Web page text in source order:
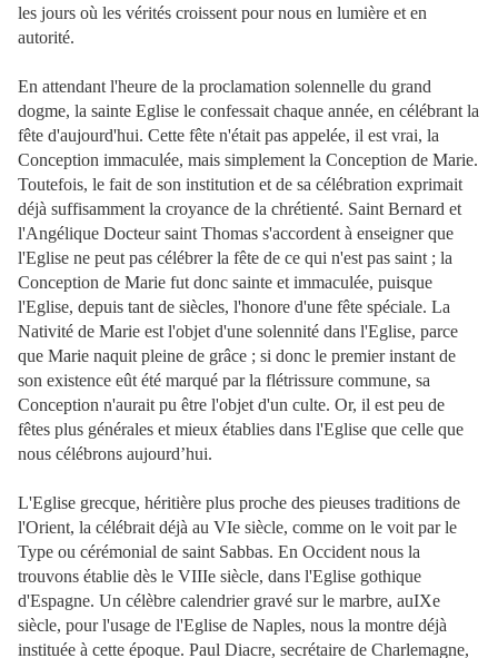
les jours où les vérités croissent pour nous en lumière et en
autorité.
En attendant l'heure de la proclamation solennelle du grand
dogme, la sainte Eglise le confessait chaque année, en célébrant la
fête d'aujourd'hui. Cette fête n'était pas appelée, il est vrai, la
Conception immaculée, mais simplement la Conception de Marie.
Toutefois, le fait de son institution et de sa célébration exprimait
déjà suffisamment la croyance de la chrétienté. Saint Bernard et
l'Angélique Docteur saint Thomas s'accordent à enseigner que
l'Eglise ne peut pas célébrer la fête de ce qui n'est pas saint ; la
Conception de Marie fut donc sainte et immaculée, puisque
l'Eglise, depuis tant de siècles, l'honore d'une fête spéciale. La
Nativité de Marie est l'objet d'une solennité dans l'Eglise, parce
que Marie naquit pleine de grâce ; si donc le premier instant de
son existence eût été marqué par la flétrissure commune, sa
Conception n'aurait pu être l'objet d'un culte. Or, il est peu de
fêtes plus générales et mieux établies dans l'Eglise que celle que
nous célébrons aujourd’hui.
L'Eglise grecque, héritière plus proche des pieuses traditions de
l'Orient, la célébrait déjà au VIe siècle, comme on le voit par le
Type ou cérémonial de saint Sabbas. En Occident nous la
trouvons établie dès le VIIIe siècle, dans l'Eglise gothique
d'Espagne. Un célèbre calendrier gravé sur le marbre, auIXe
siècle, pour l'usage de l'Eglise de Naples, nous la montre déjà
instituée à cette époque. Paul Diacre, secrétaire de Charlemagne,